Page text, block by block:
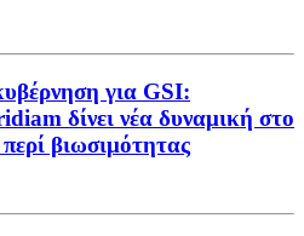
για GSI:
δίνει νέα δυναμική στο
βιωσιμότητας